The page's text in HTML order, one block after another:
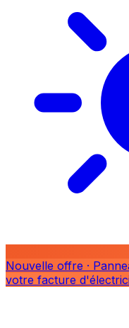
Nouvelle offre ·
votre facture